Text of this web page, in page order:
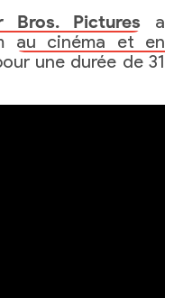
Bros. Pictures a
au cinéma et en
une durée de 31